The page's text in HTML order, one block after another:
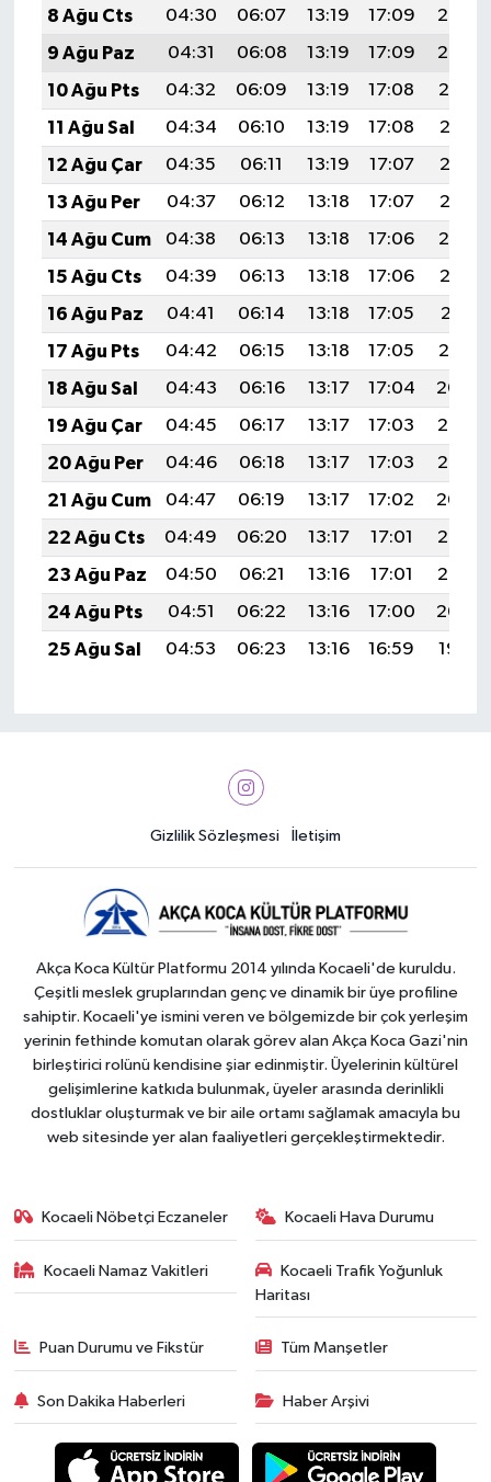
8 Ağu Cts
04:30 06:07 13:19 17:09
20:22
9 Ağu Paz
04:31 06:08 13:19 17:09
20:20
10 Ağu Pts
04:32 06:09 13:19 17:08
20:19
11 Ağu Sal
04:34 06:10 13:19 17:08
20:18
12 Ağu Çar
04:35 06:11 13:19 17:07
20:17
13 Ağu Per
04:37 06:12 13:18 17:07
20:15
14 Ağu Cum
04:38 06:13 13:18 17:06
20:14
15 Ağu Cts
04:39 06:13 13:18 17:06
20:13
16 Ağu Paz
04:41 06:14 13:18 17:05
20:11
17 Ağu Pts
04:42 06:15 13:18 17:05
20:10
18 Ağu Sal
04:43 06:16 13:17 17:04
20:09
19 Ağu Çar
04:45 06:17 13:17 17:03
20:07
20 Ağu Per
04:46 06:18 13:17 17:03
20:06
21 Ağu Cum
04:47 06:19 13:17 17:02
20:04
22 Ağu Cts
04:49 06:20 13:17 17:01
20:03
23 Ağu Paz
04:50 06:21 13:16 17:01
20:02
24 Ağu Pts
04:51 06:22 13:16 17:00
20:00
25 Ağu Sal
04:53 06:23 13:16 16:59 19:59
Gizlilik Sözleşmesi İletişim
Akça Koca Kültür Platformu 2014 yılında Kocaeli'de kuruldu.
Çeşitli meslek gruplarından genç ve dinamik bir üye profiline
sahiptir. Kocaeli'ye ismini veren ve bölgemizde bir çok yerleşim
yerinin fethinde komutan olarak görev alan Akça Koca Gazi'nin
birleştirici rolünü kendisine şiar edinmiştir. Üyelerinin kültürel
gelişimlerine katkıda bulunmak, üyeler arasında derinlikli
dostluklar oluşturmak ve bir aile ortamı sağlamak amacıyla bu
web sitesinde yer alan faaliyetleri gerçekleştirmektedir.
Kocaeli Nöbetçi Eczaneler Kocaeli Hava Durumu
Kocaeli Namaz Vakitleri
Kocaeli Trafik Yoğunluk
Haritası
Puan Durumu ve Fikstür Tüm Manşetler
Son Dakika Haberleri Haber Arşivi